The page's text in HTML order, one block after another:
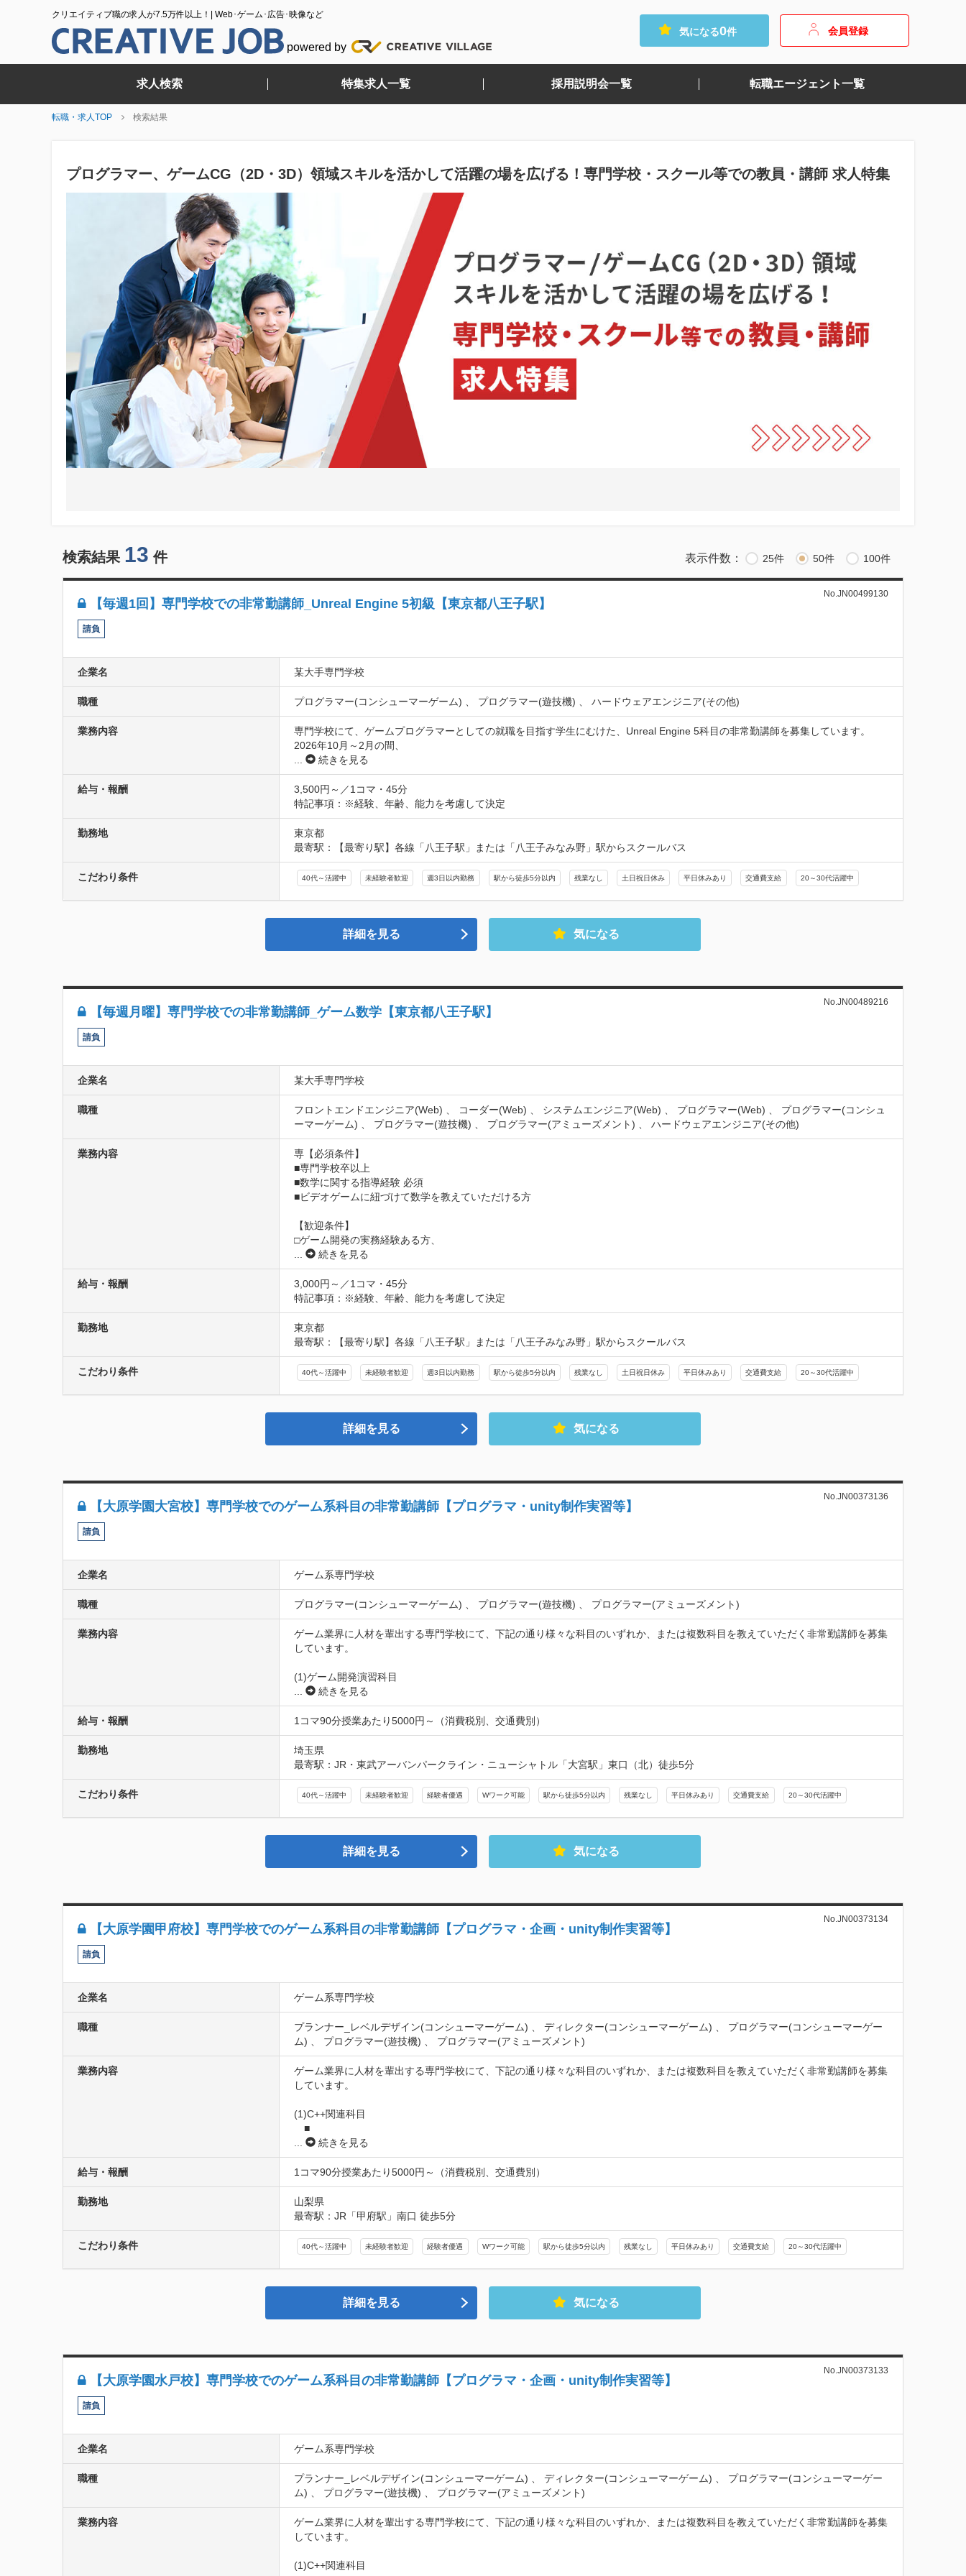
クリエイティブ職の求人が7.5万件以上！| Web･ゲーム･広告･映像など
powered by
気になる0件 会員登録
求人検索 特集求人一覧 採用説明会一覧 転職エージェント一覧
転職・求人TOP 検索結果
プログラマー、ゲームCG（2D・3D）領域スキルを活かして活躍の場を広げる！専門学校・スクール等での教員・講師 求人特集
検索結果 13 件 表示件数： 25件 50件 100件
【毎週1回】専門学校での非常勤講師_Unreal Engine 5初級【東京都八王子駅】
No.JN00499130
請負
企業名 某大手専門学校
職種 プログラマー(コンシューマーゲーム) 、 プログラマー(遊技機) 、 ハードウェアエンジニア(その他)
業務内容
専門学校にて、ゲームプログラマーとしての就職を目指す学生にむけた、Unreal Engine 5科目の非常勤講師を募集しています。
2026年10月～2月の間、
...
続きを見る
給与・報酬
3,500円～／1コマ・45分
特記事項：※経験、年齢、能力を考慮して決定
勤務地
東京都
最寄駅：【最寄り駅】各線「八王子駅」または「八王子みなみ野」駅からスクールバス
こだわり条件 40代～活躍中 未経験者歓迎 週3日以内勤務 駅から徒歩5分以内 残業なし 土日祝日休み 平日休みあり 交通費支給 20～30代活躍中
詳細を見る 気になる
【毎週月曜】専門学校での非常勤講師_ゲーム数学【東京都八王子駅】
No.JN00489216
請負
企業名 某大手専門学校
職種
フロントエンドエンジニア(Web) 、 コーダー(Web) 、 システムエンジニア(Web) 、 プログラマー(Web) 、 プログラマー(コンシュ
ーマーゲーム) 、 プログラマー(遊技機) 、 プログラマー(アミューズメント) 、 ハードウェアエンジニア(その他)
業務内容
専【必須条件】
■専門学校卒以上
■数学に関する指導経験 必須
■ビデオゲームに紐づけて数学を教えていただける方
【歓迎条件】
□ゲーム開発の実務経験ある方、
...
続きを見る
給与・報酬
3,000円～／1コマ・45分
特記事項：※経験、年齢、能力を考慮して決定
勤務地
東京都
最寄駅：【最寄り駅】各線「八王子駅」または「八王子みなみ野」駅からスクールバス
こだわり条件 40代～活躍中 未経験者歓迎 週3日以内勤務 駅から徒歩5分以内 残業なし 土日祝日休み 平日休みあり 交通費支給 20～30代活躍中
詳細を見る 気になる
【大原学園大宮校】専門学校でのゲーム系科目の非常勤講師【プログラマ・unity制作実習等】
No.JN00373136
請負
企業名 ゲーム系専門学校
職種 プログラマー(コンシューマーゲーム) 、 プログラマー(遊技機) 、 プログラマー(アミューズメント)
業務内容
ゲーム業界に人材を輩出する専門学校にて、下記の通り様々な科目のいずれか、または複数科目を教えていただく非常勤講師を募集
しています。
...
続きを見る
給与・報酬 1コマ90分授業あたり5000円～（消費税別、交通費別）
勤務地
埼玉県
最寄駅：JR・東武アーバンパークライン・ニューシャトル「大宮駅」東口（北）徒歩5分
こだわり条件 40代～活躍中 未経験者歓迎 経験者優遇 Wワーク可能 駅から徒歩5分以内 残業なし 平日休みあり 交通費支給 20～30代活躍中
詳細を見る 気になる
【大原学園甲府校】専門学校でのゲーム系科目の非常勤講師【プログラマ・企画・unity制作実習等】
No.JN00373134
請負
企業名 ゲーム系専門学校
職種
プランナー_レベルデザイン(コンシューマーゲーム) 、 ディレクター(コンシューマーゲーム) 、 プログラマー(コンシューマーゲー
ム) 、 プログラマー(遊技機) 、 プログラマー(アミューズメント)
業務内容
ゲーム業界に人材を輩出する専門学校にて、下記の通り様々な科目のいずれか、または複数科目を教えていただく非常勤講師を募集
しています。
(1)C++関連科目
■
...
続きを見る
給与・報酬 1コマ90分授業あたり5000円～（消費税別、交通費別）
勤務地
山梨県
最寄駅：JR「甲府駅」南口 徒歩5分
こだわり条件 40代～活躍中 未経験者歓迎 経験者優遇 Wワーク可能 駅から徒歩5分以内 残業なし 平日休みあり 交通費支給 20～30代活躍中
詳細を見る 気になる
【大原学園水戸校】専門学校でのゲーム系科目の非常勤講師【プログラマ・企画・unity制作実習等】
No.JN00373133
請負
企業名 ゲーム系専門学校
職種
プランナー_レベルデザイン(コンシューマーゲーム) 、 ディレクター(コンシューマーゲーム) 、 プログラマー(コンシューマーゲー
ム) 、 プログラマー(遊技機) 、 プログラマー(アミューズメント)
業務内容
ゲーム業界に人材を輩出する専門学校にて、下記の通り様々な科目のいずれか、または複数科目を教えていただく非常勤講師を募集
しています。
(1)C++関連科目